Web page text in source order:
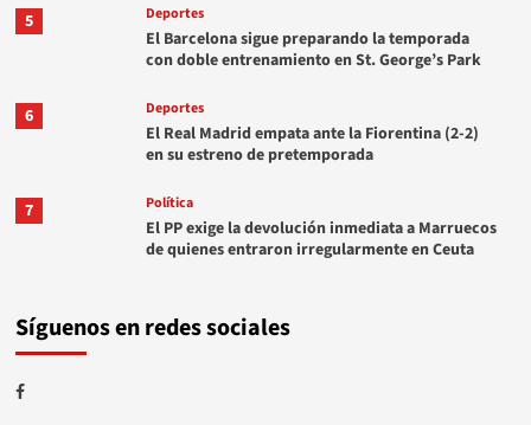
5
Deportes
El Barcelona sigue preparando la temporada
con doble entrenamiento en St. George’s Park
6 Deportes
El Real Madrid empata ante la Fiorentina (2-2)
en su estreno de pretemporada
7 Política
El PP exige la devolución inmediata a Marruecos
de quienes entraron irregularmente en Ceuta
Síguenos en redes sociales
Facebook